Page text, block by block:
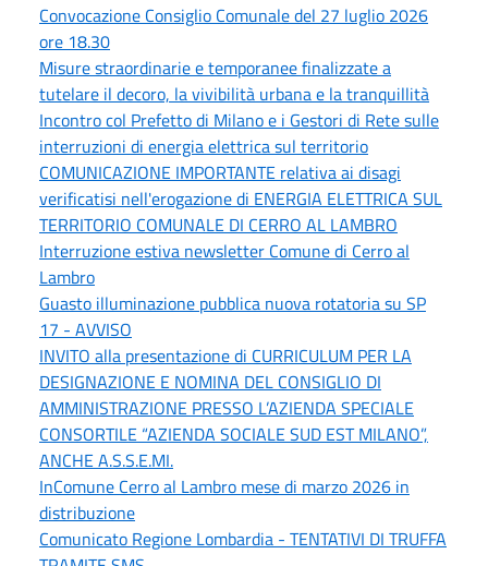
Convocazione Consiglio Comunale del 27 luglio 2026
ore 18.30
Misure straordinarie e temporanee finalizzate a
tutelare il decoro, la vivibilità urbana e la tranquillità
Incontro col Prefetto di Milano e i Gestori di Rete sulle
interruzioni di energia elettrica sul territorio
COMUNICAZIONE IMPORTANTE relativa ai disagi
verificatisi nell'erogazione di ENERGIA ELETTRICA SUL
TERRITORIO COMUNALE DI CERRO AL LAMBRO
Interruzione estiva newsletter Comune di Cerro al
Lambro
Guasto illuminazione pubblica nuova rotatoria su SP
17 - AVVISO
INVITO alla presentazione di CURRICULUM PER LA
DESIGNAZIONE E NOMINA DEL CONSIGLIO DI
AMMINISTRAZIONE PRESSO L’AZIENDA SPECIALE
CONSORTILE “AZIENDA SOCIALE SUD EST MILANO”,
ANCHE A.S.S.E.MI.
InComune Cerro al Lambro mese di marzo 2026 in
distribuzione
Comunicato Regione Lombardia - TENTATIVI DI TRUFFA